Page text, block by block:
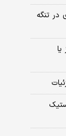
تعرفه ترانزیت ۳ تا ۷ درصدی در تنگه